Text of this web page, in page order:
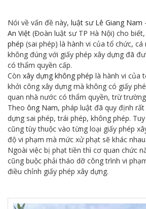
Nói về vấn đề này, luật sư Lê Giang Nam
An Việt (Đoàn luật sư TP Hà Nội) cho
phép (sai phép) là hành vi của tổ chức, cá
không đúng với giấy phép xây dựng đã
có thẩm quyền cấp.
Còn xây dựng không phép là hành vi của
khởi công xây dựng mà không có giấy
quan nhà nước có thẩm quyền, trừ
Theo ông Nam, pháp luật đã quy định
dựng sai phép, trái phép, không phép.
cũng tùy thuộc vào từng loại giấy phép
độ vi phạm mà mức xử phạt sẽ khác nhau.
Ngoài việc bị phạt tiền thì cơ quan chức
cũng buộc phải tháo dỡ công trình vi
điều chỉnh giấy phép xây dựng.